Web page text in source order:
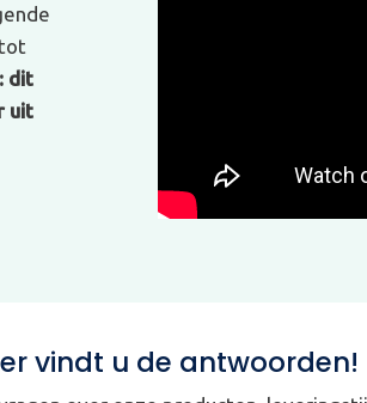
dit
uit
vindt u de antwoorden!